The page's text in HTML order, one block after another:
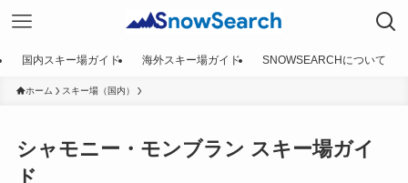
国内スキー場ガイド 海外スキー場ガイド SNOWSEARCHについて
ホーム スキー場（国内）
シャモニー・モンブラン スキー場ガイ
ド